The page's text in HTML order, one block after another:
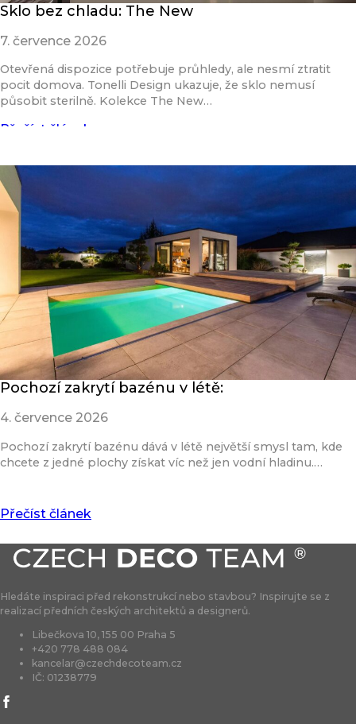
Sklo bez chladu: The New
7. července 2026
Otevřená dispozice potřebuje průhledy, ale nesmí ztratit
pocit domova. Tonelli Design ukazuje, že sklo nemusí
působit sterilně. Kolekce The New…
Přečíst článek
Pochozí zakrytí bazénu v létě:
4. července 2026
Pochozí zakrytí bazénu dává v létě největší smysl tam, kde
chcete z jedné plochy získat víc než jen vodní hladinu.…
Přečíst článek
Hledáte inspiraci před rekonstrukcí nebo stavbou? Inspirujte se z
realizací předních českých architektů a designerů.
Libečkova 10, 155 00 Praha 5
+420 778 488 084
kancelar@czechdecoteam.cz
IČ: 01238779